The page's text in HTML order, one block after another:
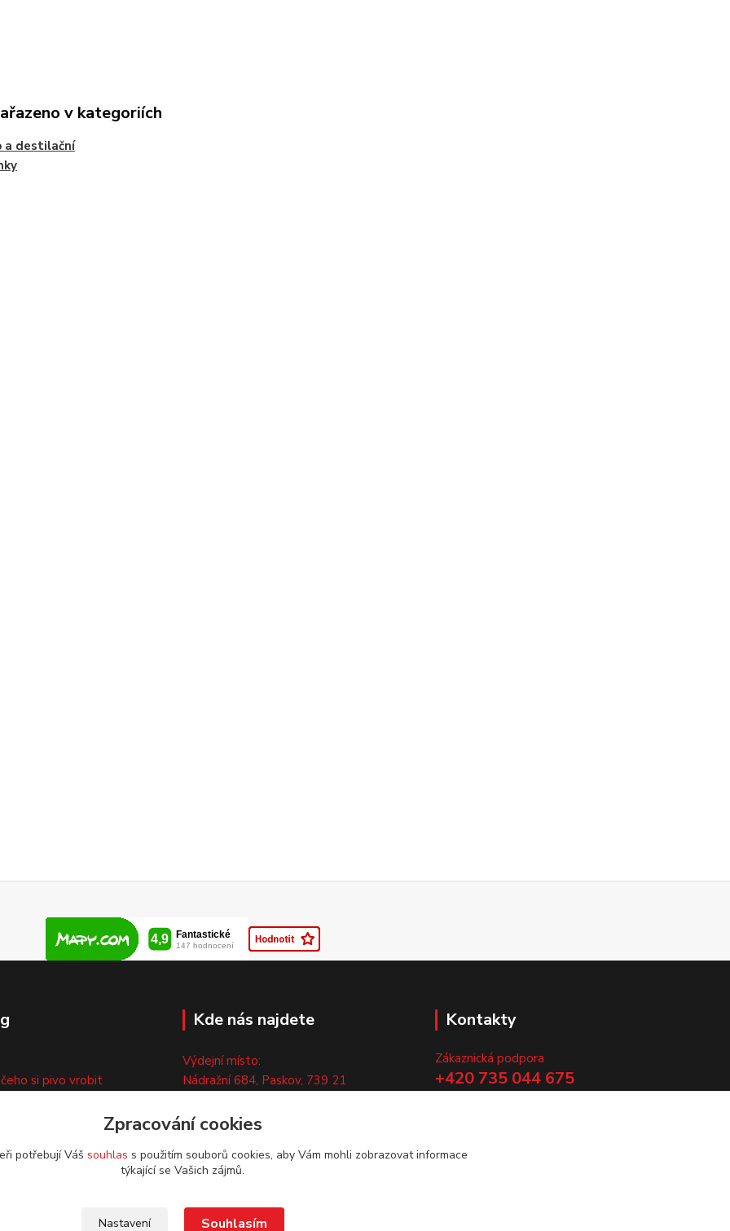
v kategoriích
a destilační
čeho si pivo vrobit
Kde nás najdete
Výdejní místo:
Nádražní 684, Paskov, 739 21
Pouze po předchozí tel. domluvě.
Kontakty
Zákaznická podpora
+420 735 044 675
Zpracování cookies
potřebují Váš souhlas s použitím souborů cookies, aby Vám mohli zobrazovat informace
týkající se Vašich zájmů.
Nastavení Souhlasím